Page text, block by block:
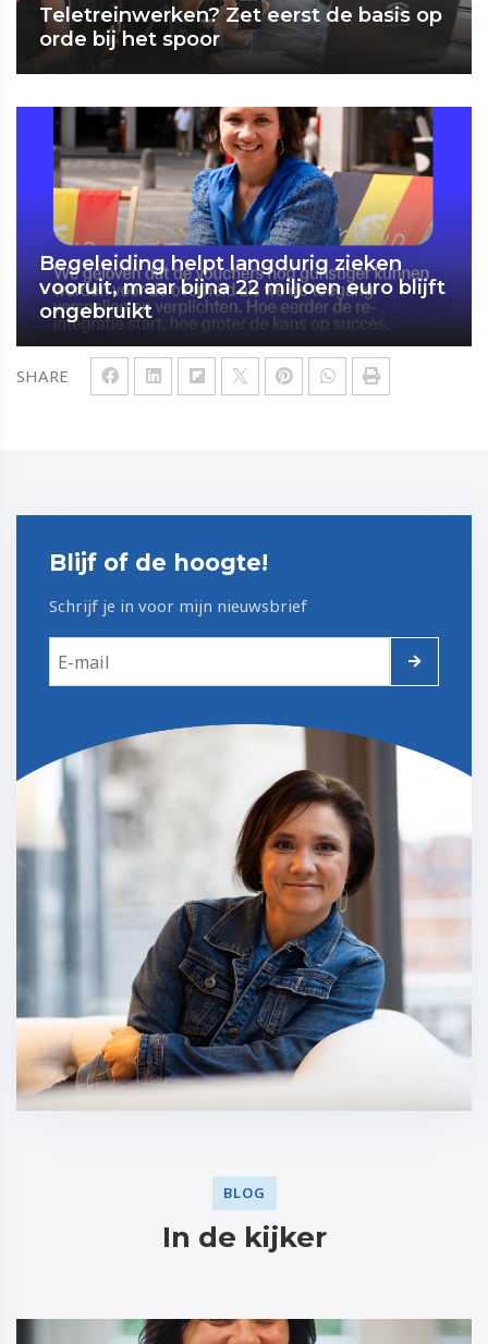
SHARE
Teletreinwerken? Zet eerst de basis op
orde bij het spoor
Begeleiding helpt langdurig zieken
vooruit, maar bijna 22 miljoen euro blijft
ongebruikt
Blijf of de hoogte!
Schrijf je in voor mijn nieuwsbrief
BLOG
In de kijker